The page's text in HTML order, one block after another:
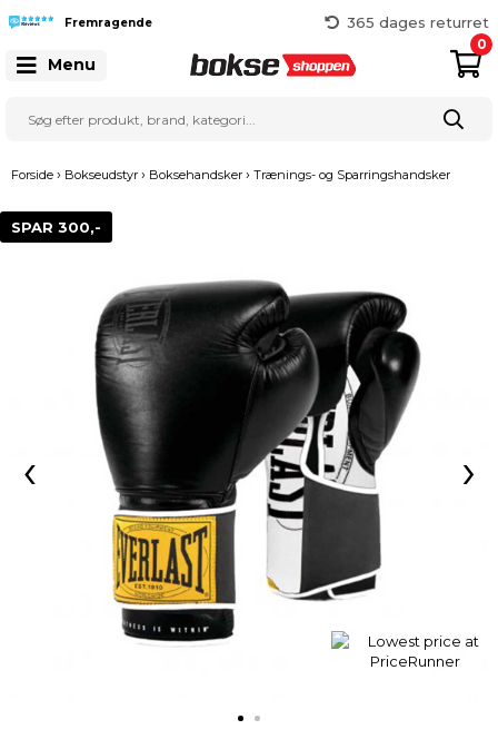
Gratis fragt over 999 kr.
25 127 127
Fremragende
Menu
0
Forside › Bokseudstyr › Boksehandsker › Trænings- og Sparringshandsker
SPAR 300,-
‹ ›